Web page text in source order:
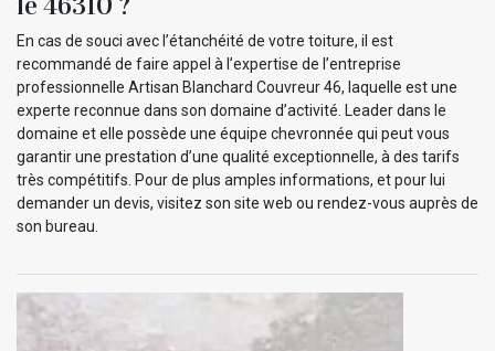
En cas de souci avec l’étanchéité de votre toiture, il est
recommandé de faire appel à l’expertise de l’entreprise
professionnelle Artisan Blanchard Couvreur 46, laquelle est une
experte reconnue dans son domaine d’activité. Leader dans le
domaine et elle possède une équipe chevronnée qui peut vous
garantir une prestation d’une qualité exceptionnelle, à des tarifs
très compétitifs. Pour de plus amples informations, et pour lui
demander un devis, visitez son site web ou rendez-vous auprès de
son bureau.